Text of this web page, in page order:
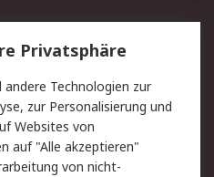
Lieferlösungen
Kontakt
Privatkunden
Privatsphäre
Technologien zur
zur Personalisierung und
Websites von
auf "Alle akzeptieren"
von nicht-